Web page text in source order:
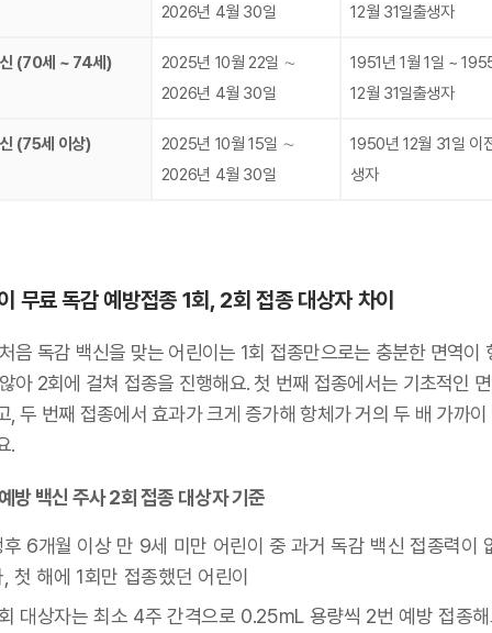
2026년 4월 30일
12월 31일출생자
(70세 ~ 74세)
2025년 10월 22일 ∼
2026년 4월 30일
1951년 1월 1일 ~
12월 31일출생자
(75세 이상)
2025년 10월 15일 ∼
2026년 4월 30일
1950년 12월 31일 이
생자
무료 독감 예방접종 1회, 2회 접종 대상자 차이
음 독감 백신을 맞는 어린이는 1회 접종만으로는 충분한 면역이
아 2회에 걸쳐 접종을 진행해요. 첫 번째 접종에서는 기초적인
, 두 번째 접종에서 효과가 크게 증가해 항체가 거의 두 배 가까이
.
방 백신 주사 2회 접종 대상자 기준
후 6개월 이상 만 9세 미만 어린이 중 과거 독감 백신 접종력이
, 첫 해에 1회만 접종했던 어린이
대상자는 최소 4주 간격으로 0.25mL 용량씩 2번 예방 접종